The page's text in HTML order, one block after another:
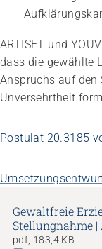
ARTISET und
dass die gewählte
Anspruchs auf den
Unversehrtheit
Postulat 20.3185
Gewaltfreie
Stellungnahme |
pdf, 183,4 KB